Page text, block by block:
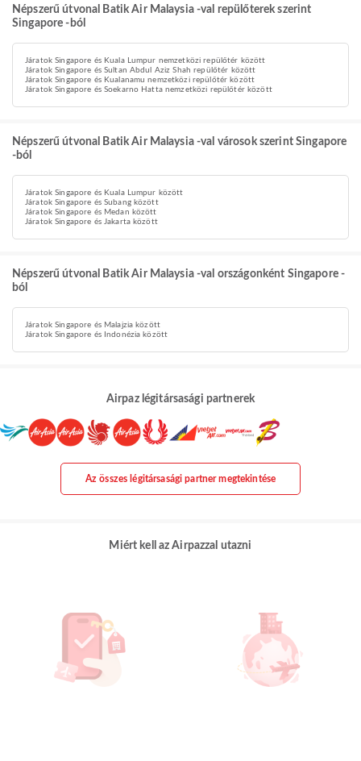
Népszerű útvonal Batik Air Malaysia -val repülőterek szerint
Singapore -ból
Járatok Singapore és Kuala Lumpur nemzetközi repülőtér között
Járatok Singapore és Sultan Abdul Aziz Shah repülőtér között
Járatok Singapore és Kualanamu nemzetközi repülőtér között
Járatok Singapore és Soekarno Hatta nemzetközi repülőtér között
Népszerű útvonal Batik Air Malaysia -val városok szerint Singapore
-ból
Járatok Singapore és Kuala Lumpur között
Járatok Singapore és Subang között
Járatok Singapore és Medan között
Járatok Singapore és Jakarta között
Népszerű útvonal Batik Air Malaysia -val országonként Singapore -
ból
Járatok Singapore és Malajzia között
Járatok Singapore és Indonézia között
Airpaz légitársasági partnerek
Az összes légitársasági partner megtekintése
Miért kell az Airpazzal utazni